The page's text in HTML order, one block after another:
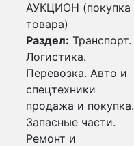
АУКЦИОН (покупка
товара)
Раздел: Транспорт.
Логистика.
Перевозка. Авто и
спецтехники
продажа и покупка.
Запасные части.
Ремонт и